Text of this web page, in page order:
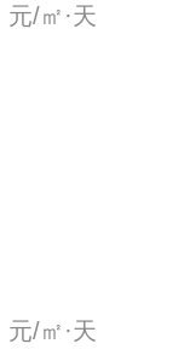
元/㎡·天
元/㎡·天